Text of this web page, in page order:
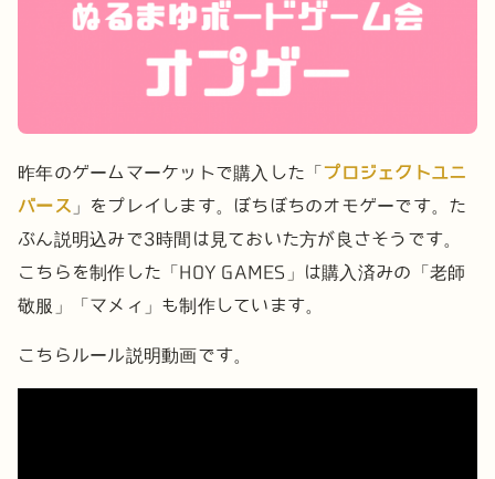
昨年のゲームマーケットで購入した「 プロジェクトユニ
バース 」をプレイします。ぼちぼちのオモゲーです。た
ぶん説明込みで3時間は見ておいた方が良さそうです。
こちらを制作した「HOY GAMES」は購入済みの「老師
敬服」「マメィ」も制作しています。
こちらルール説明動画です。